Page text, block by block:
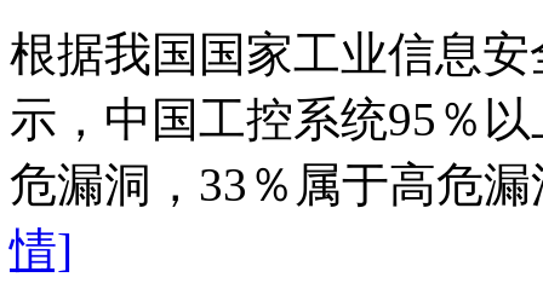
根据我国国家工业信息
示，中国工控系统95％
危漏洞，33％属于高危
情]